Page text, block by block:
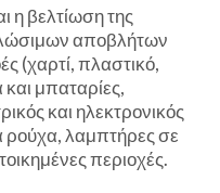
η βελτίωση της
αποβλήτων
(χαρτί, πλαστικό,
μπαταρίες,
και ηλεκτρονικός
ρούχα, λαμπτήρες σε
περιοχές.